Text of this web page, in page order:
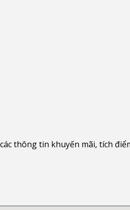
thông tin khuyến mãi, tích